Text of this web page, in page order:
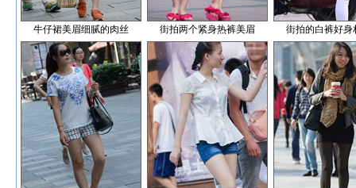
牛仔裙美眉细腻的肉丝 街拍两个紧身热裤美眉 街拍的白裤好身